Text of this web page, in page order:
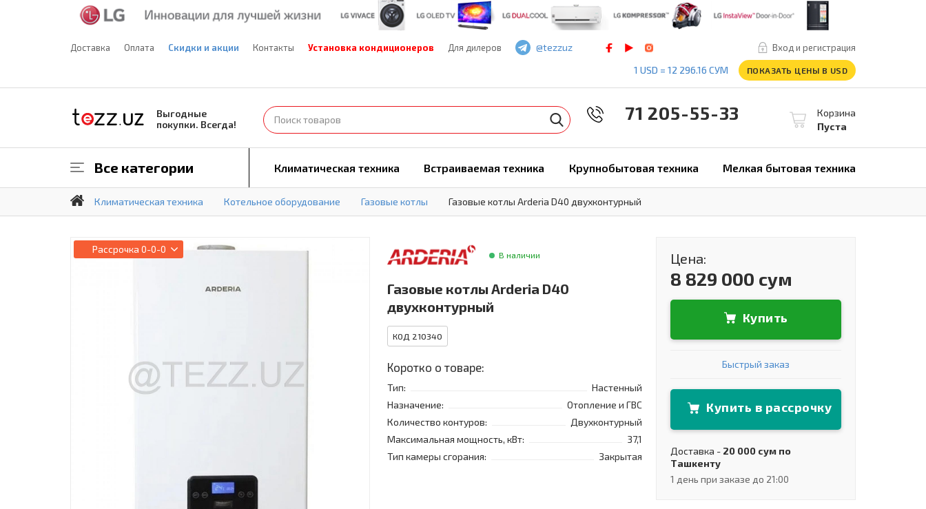
Доставка Оплата Скидки и акции Контакты Установка кондиционеров Для дилеров Вход и регистрация
@tezzuz
1 USD = 12 296.16 СУМ
ПОКАЗАТЬ ЦЕНЫ В USD
Выгодные
покупки. Всегда!
Корзина
Пуста
71 205-55-33
Все категории Климатическая техника Встраиваемая техника Крупнобытовая техника Мелкая бытовая техника
Климатическая техника Котельное оборудование Газовые котлы Газовые котлы Arderia D40 двухконтурный
Рассрочка 0-0-0
В наличии
Газовые котлы Arderia D40
двухконтурный
КОД 210340
Коротко о товаре:
Тип:
Настенный
Назначение:
Отопление и ГВС
Количество контуров:
Двухконтурный
Максимальная мощность, кВт:
37,1
Тип камеры сгорания:
Закрытая
Цена:
8 829 000 сум
Купить
Быстрый заказ
Купить в рассрочку
Доставка - 20 000 сум по
Ташкенту
1 день при заказе до 21:00